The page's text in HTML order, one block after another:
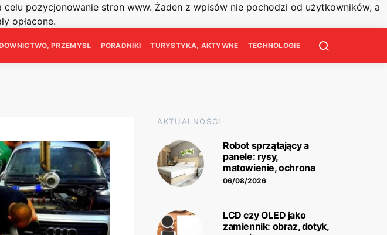
pozycjonowanie stron www. Żaden z wpisów nie pochodzi od użytkowników, a
opłacone.
PRZEMYSŁ PORADNIKI TURYSTYKA, AKTYWNE TECHNOLOGIE
AKTUALNOŚCI
Robot sprzątający a
panele: rysy,
matowienie, ochrona
06/08/2026
LCD czy OLED jako
zamiennik: obraz, dotyk,